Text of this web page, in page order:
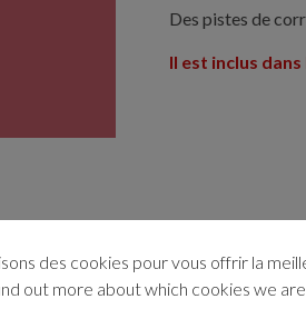
Des pistes de
Il est inclus
des cookies pour vous offrir la
out more about which cookies we